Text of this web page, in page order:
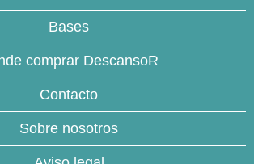
Bases
comprar DescansoR
Contacto
Sobre nosotros